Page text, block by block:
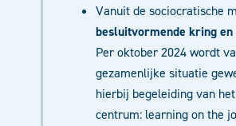
Vanuit de sociocratische
besluitvormende kring
Per oktober 2024 wordt
gezamenlijke situatie
hierbij begeleiding van
centrum: learning on the